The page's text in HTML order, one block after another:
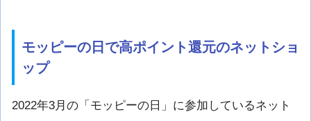
モッピーの日で高ポイント還元のネットショ
ップ
2022年3月の「モッピーの日」に参加しているネット